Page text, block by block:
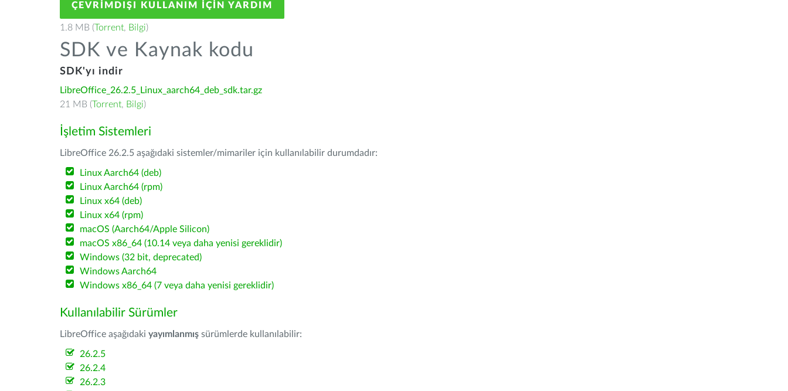
ÇEVRIMDIŞI KULLANIM IÇIN YARDIM
1.8 MB (Torrent, Bilgi)
SDK ve Kaynak kodu
SDK'yı indir
LibreOffice_26.2.5_Linux_aarch64_deb_sdk.tar.gz
21 MB (Torrent, Bilgi)
İşletim Sistemleri
LibreOffice 26.2.5 aşağıdaki sistemler/mimariler için kullanılabilir durumdadır:
Linux Aarch64 (deb)
Linux Aarch64 (rpm)
Linux x64 (deb)
Linux x64 (rpm)
macOS (Aarch64/Apple Silicon)
macOS x86_64 (10.14 veya daha yenisi gereklidir)
Windows (32 bit, deprecated)
Windows Aarch64
Windows x86_64 (7 veya daha yenisi gereklidir)
Kullanılabilir Sürümler
LibreOffice aşağıdaki yayımlanmış sürümlerde kullanılabilir:
26.2.5
26.2.4
26.2.3